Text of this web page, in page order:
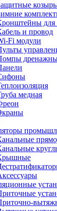
для
и провод
Fi модули
медная